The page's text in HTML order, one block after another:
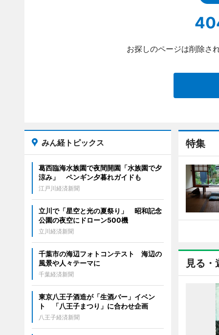
お探しのページは削除さ
特集
見る・
みん経トピックス
葛西臨海水族園で夜間開園「水族園で夕
涼み」 ペンギン夕暮れガイドも
江戸川経済新聞
立川で「星空と光の夏祭り」 昭和記念
公園の夜空にドローン500機
立川経済新聞
千葉市の海辺フォトコンテスト 海辺の
風景や人々テーマに
千葉経済新聞
東京八王子酒造が「生酒バー」イベン
ト 「八王子まつり」に合わせ企画
八王子経済新聞